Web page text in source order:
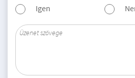
Igen